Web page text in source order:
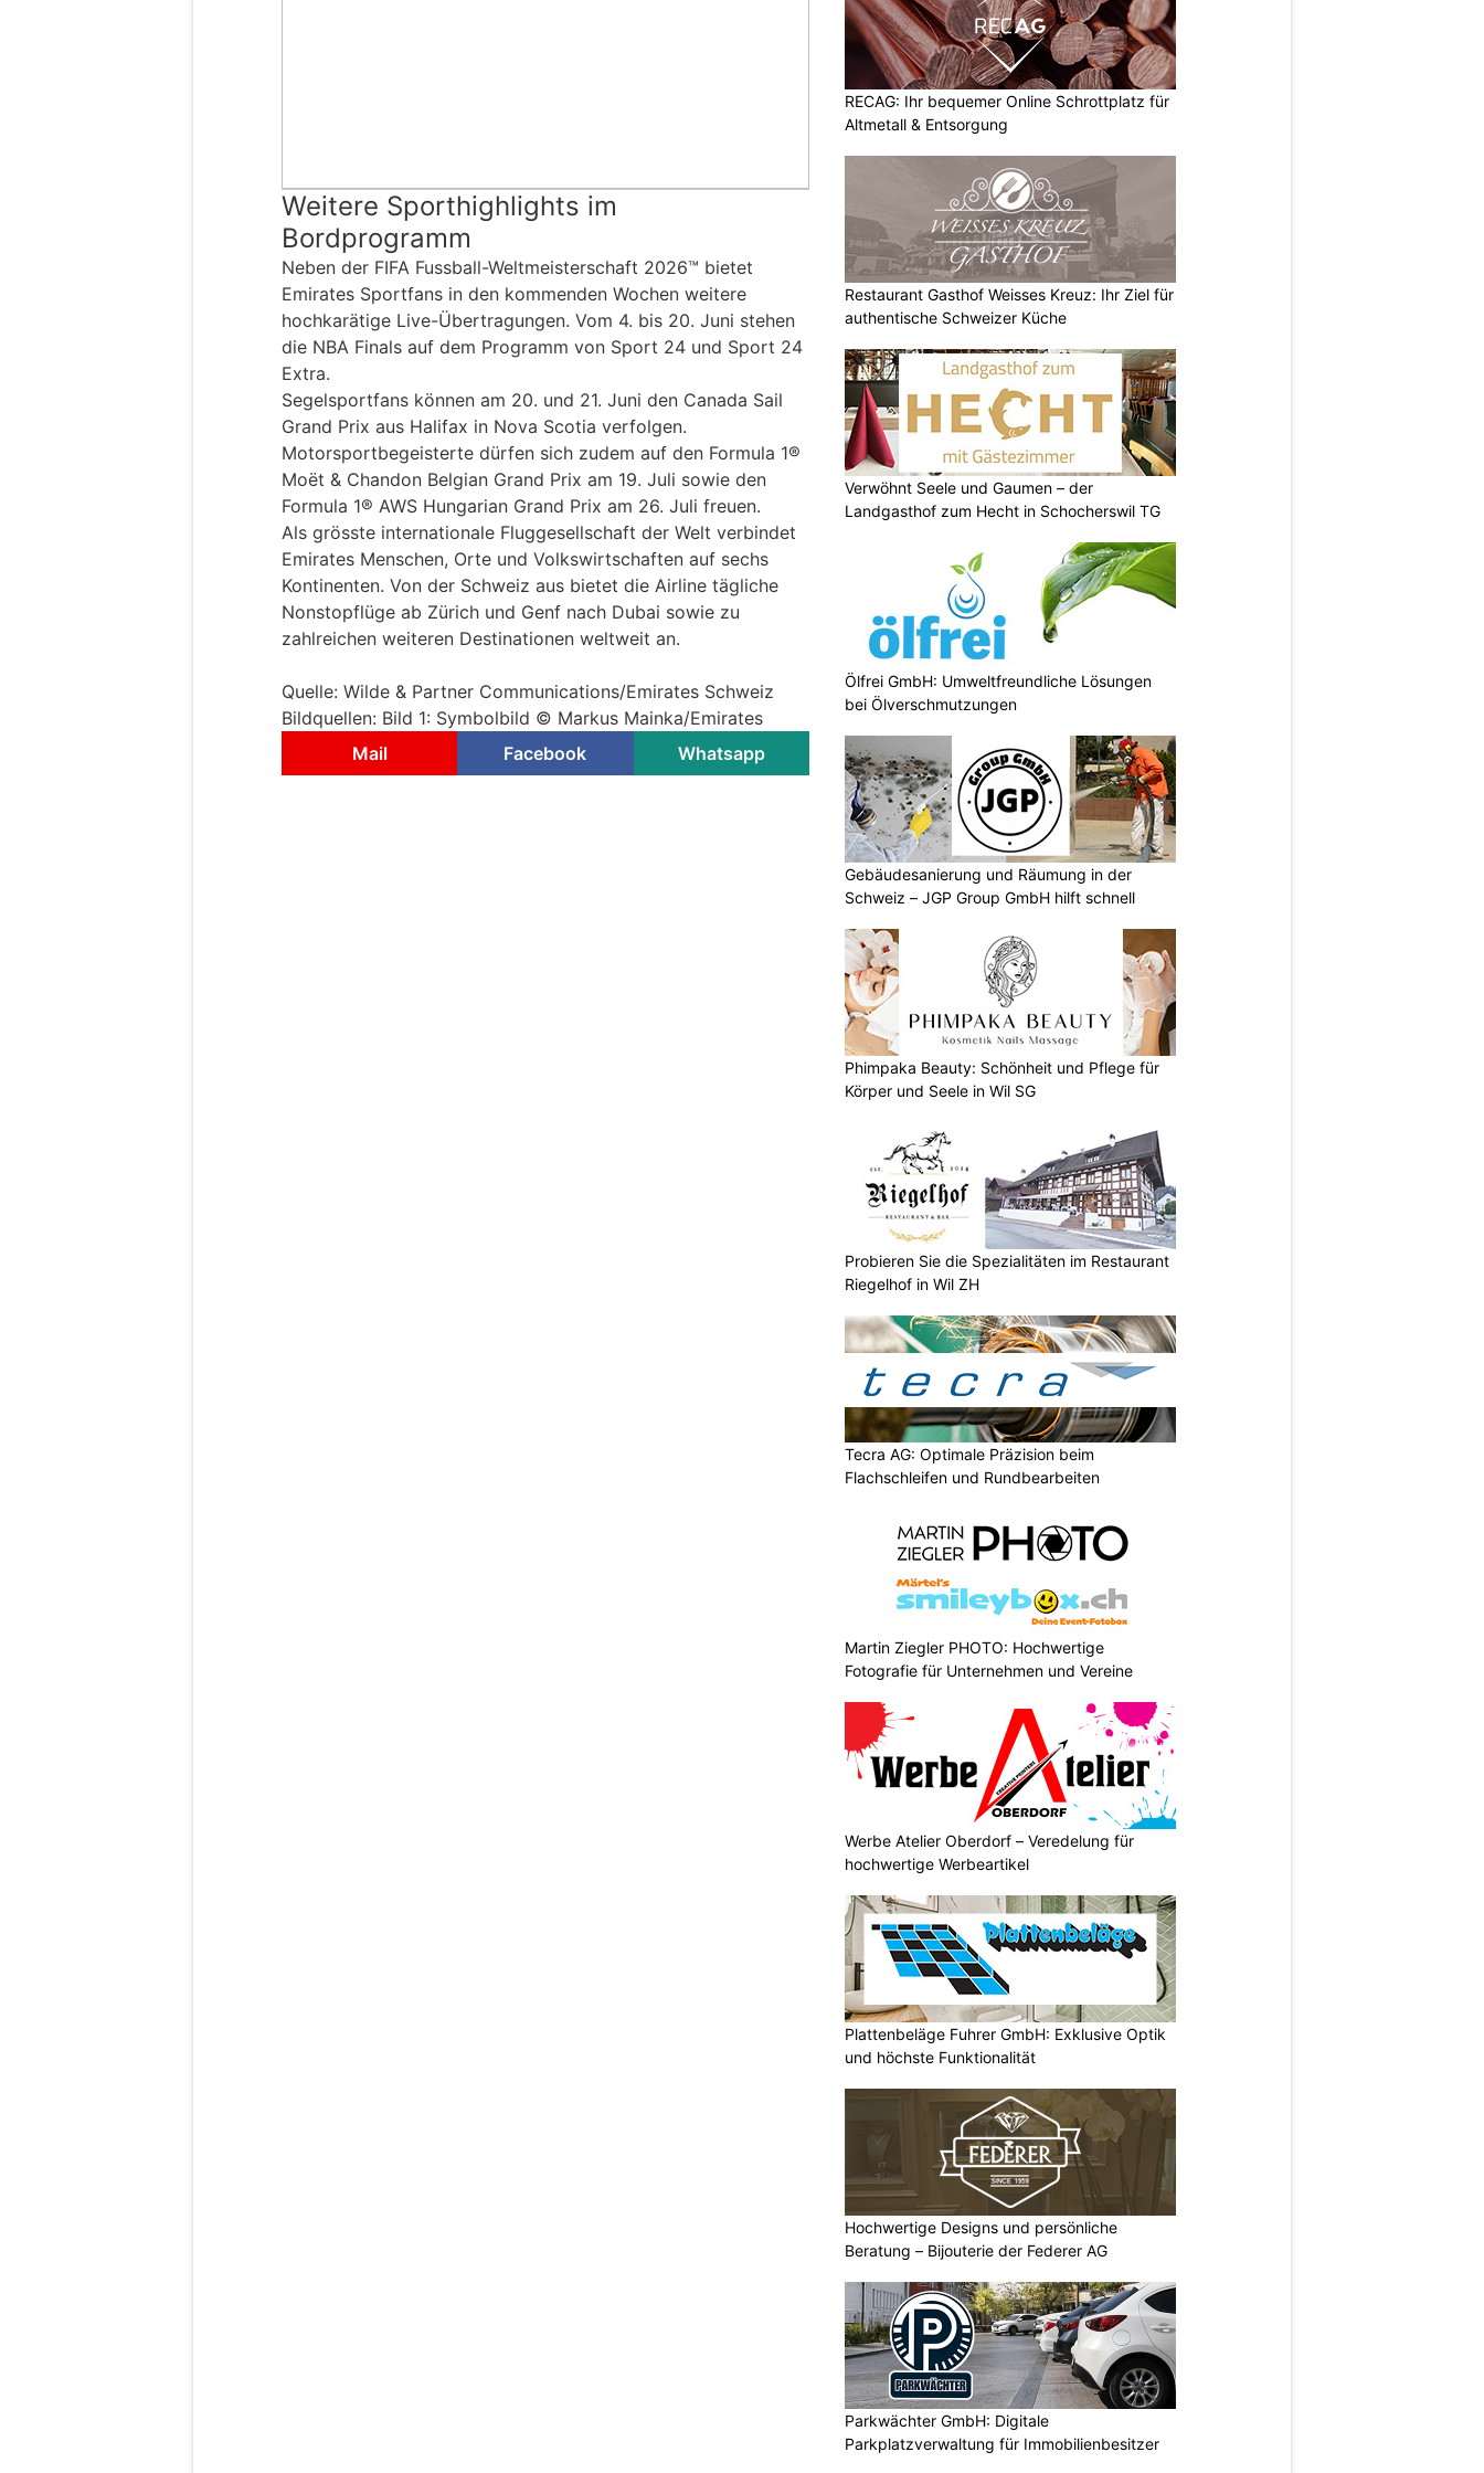
Weitere Sporthighlights im
Bordprogramm
Neben der FIFA Fussball-Weltmeisterschaft 2026™ bietet
Emirates Sportfans in den kommenden Wochen weitere
hochkarätige Live-Übertragungen. Vom 4. bis 20. Juni stehen
die NBA Finals auf dem Programm von Sport 24 und Sport 24
Extra.
Segelsportfans können am 20. und 21. Juni den Canada Sail
Grand Prix aus Halifax in Nova Scotia verfolgen.
Motorsportbegeisterte dürfen sich zudem auf den Formula 1®
Moët & Chandon Belgian Grand Prix am 19. Juli sowie den
Formula 1® AWS Hungarian Grand Prix am 26. Juli freuen.
Als grösste internationale Fluggesellschaft der Welt verbindet
Emirates Menschen, Orte und Volkswirtschaften auf sechs
Kontinenten. Von der Schweiz aus bietet die Airline tägliche
Nonstopflüge ab Zürich und Genf nach Dubai sowie zu
zahlreichen weiteren Destinationen weltweit an.
Quelle: Wilde & Partner Communications/Emirates Schweiz
Bildquellen: Bild 1: Symbolbild © Markus Mainka/Emirates
Mail
Facebook Whatsapp
RECAG: Ihr bequemer Online Schrottplatz für
Altmetall & Entsorgung
Restaurant Gasthof Weisses Kreuz: Ihr Ziel für
authentische Schweizer Küche
Verwöhnt Seele und Gaumen – der
Landgasthof zum Hecht in Schocherswil TG
Ölfrei GmbH: Umweltfreundliche Lösungen
bei Ölverschmutzungen
Gebäudesanierung und Räumung in der
Schweiz – JGP Group GmbH hilft schnell
Phimpaka Beauty: Schönheit und Pflege für
Körper und Seele in Wil SG
Probieren Sie die Spezialitäten im Restaurant
Riegelhof in Wil ZH
Tecra AG: Optimale Präzision beim
Flachschleifen und Rundbearbeiten
Martin Ziegler PHOTO: Hochwertige
Fotografie für Unternehmen und Vereine
Werbe Atelier Oberdorf – Veredelung für
hochwertige Werbeartikel
Plattenbeläge Fuhrer GmbH: Exklusive Optik
und höchste Funktionalität
Hochwertige Designs und persönliche
Beratung – Bijouterie der Federer AG
Parkwächter GmbH: Digitale
Parkplatzverwaltung für Immobilienbesitzer